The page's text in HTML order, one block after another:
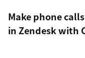
Make phone
in Zendesk with